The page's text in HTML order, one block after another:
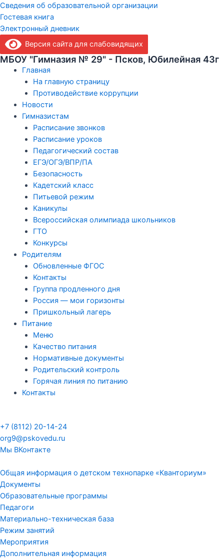
Сведения об образовательной организации
Гостевая книга
Электронный дневник
Версия сайта для слабовидящих
МБОУ "Гимназия № 29" - Псков, Юбилейная 43г
Главная
На главную страницу
Противодействие коррупции
Новости
Гимназистам
Расписание звонков
Расписание уроков
Педагогический состав
ЕГЭ/ОГЭ/ВПР/ПА
Безопасность
Кадетский класс
Питьевой режим
Каникулы
Всероссийская олимпиада школьников
ГТО
Конкурсы
Родителям
Обновленные ФГОС
Контакты
Группа продленного дня
Россия — мои горизонты
Пришкольный лагерь
Питание
Меню
Качество питания
Нормативные документы
Родительский контроль
Горячая линия по питанию
Контакты
+7 (8112) 20-14-24
org9@pskovedu.ru
Мы ВКонтакте
Общая информация о детском технопарке «Кванториум»
Документы
Образовательные программы
Педагоги
Материально-техническая база
Режим занятий
Мероприятия
Дополнительная информация